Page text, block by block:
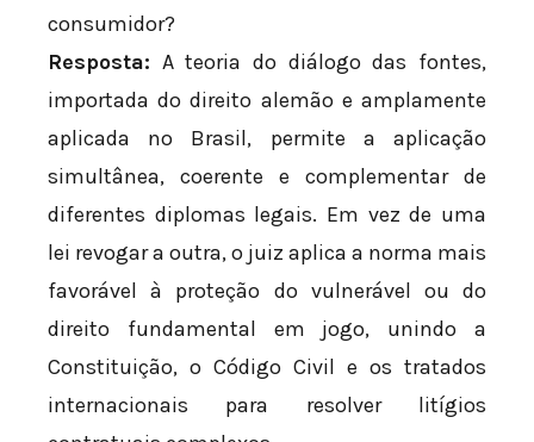
consumidor?
Resposta: A teoria do diálogo das fontes,
importada do direito alemão e amplamente
aplicada no Brasil, permite a aplicação
simultânea, coerente e complementar de
diferentes diplomas legais. Em vez de uma
lei revogar a outra, o juiz aplica a norma mais
favorável à proteção do vulnerável ou do
direito fundamental em jogo, unindo a
Constituição, o Código Civil e os tratados
internacionais para resolver litígios